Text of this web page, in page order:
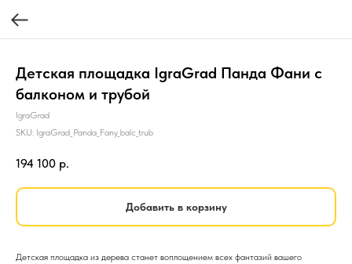
Детская площадка IgraGrad Панда Фани с
балконом и трубой
IgraGrad
SKU: IgraGrad_Panda_Fany_balc_trub
194 100 р.
Добавить в корзину
Детская площадка из дерева станет воплощением всех фантазий вашего